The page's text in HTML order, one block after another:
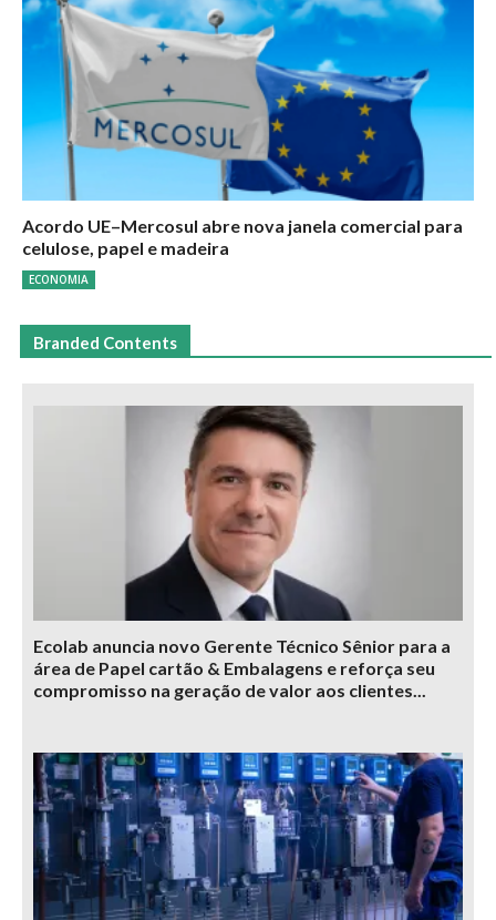
Acordo UE–Mercosul abre nova janela comercial para
celulose, papel e madeira
ECONOMIA
Branded Contents
Ecolab anuncia novo Gerente Técnico Sênior para a
área de Papel cartão & Embalagens e reforça seu
compromisso na geração de valor aos clientes...